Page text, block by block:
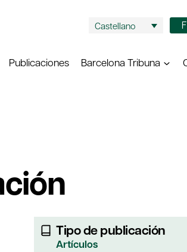
Castellano
Publicaciones Barcelona Tribuna
Tipo de publicación
Artículos